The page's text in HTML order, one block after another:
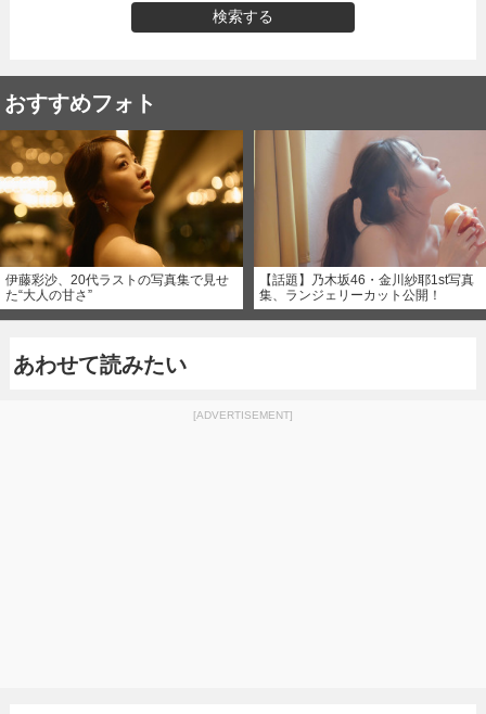
検索する
おすすめフォト
伊藤彩沙、20代ラストの写真集で見せ
た“大人の甘さ”
【話題】乃木坂46・金川紗耶1st写真
集、ランジェリーカット公開！
あわせて読みたい
[ADVERTISEMENT]